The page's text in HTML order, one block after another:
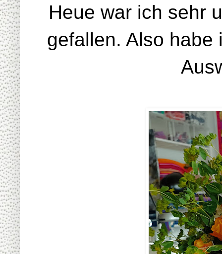
Heue war ich sehr
gefallen. Also habe